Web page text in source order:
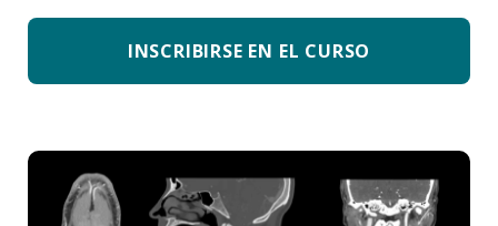
INSCRIBIRSE EN EL CURSO